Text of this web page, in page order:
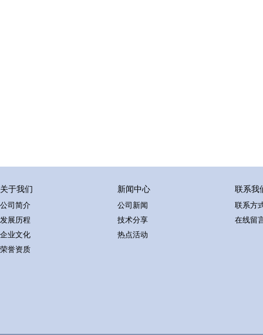
关于我们
公司简介
发展历程
企业文化
荣誉资质
新闻中心
公司新闻
技术分享
热点活动
联系我
联系方
在线留